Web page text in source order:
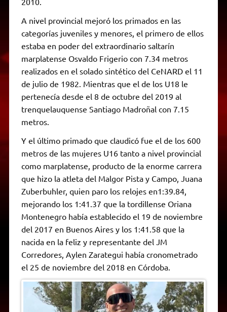
A nivel provincial mejoró los primados en las
categorías juveniles y menores, el primero de ellos
estaba en poder del extraordinario saltarín
marplatense Osvaldo Frigerio con 7.34 metros
realizados en el solado sintético del CeNARD el 11
de julio de 1982. Mientras que el de los U18 le
pertenecía desde el 8 de octubre del 2019 al
trenquelauquense Santiago Madroñal con 7.15
metros.
Y el último primado que claudicó fue el de los 600
metros de las mujeres U16 tanto a nivel provincial
como marplatense, producto de la enorme carrera
que hizo la atleta del Malgor Pista y Campo, Juana
Zuberbuhler, quien paro los relojes en1:39.84,
mejorando los 1:41.37 que la tordillense Oriana
Montenegro había establecido el 19 de noviembre
del 2017 en Buenos Aires y los 1:41.58 que la
nacida en la feliz y representante del JM
Corredores, Aylen Zarategui había cronometrado
el 25 de noviembre del 2018 en Córdoba.